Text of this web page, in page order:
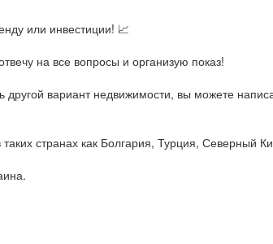
или инвестиции! 📈
на все вопросы и организую показ!
вариант недвижимости, вы можете
странах как Болгария, Турция, Северный